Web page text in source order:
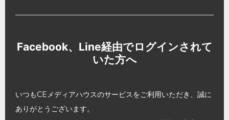
Facebook、Line経由でログインされて
いた方へ
いつもCEメディアハウスのサービスをご利用いただき、誠に
ありがとうございます。